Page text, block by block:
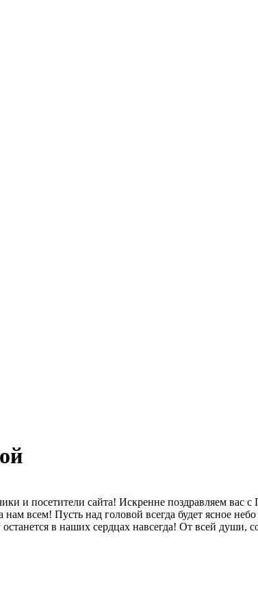
и посетители сайта! Искренне поздравляем вас
всем! Пусть над головой всегда будет ясное
в наших сердцах навсегда! От всей души,